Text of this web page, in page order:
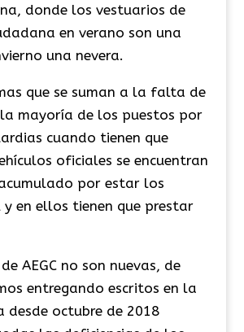
donde los vestuarios de
en verano son una
una nevera.
que se suman a la falta de
mayoría de los puestos por
cuando tienen que
oficiales se encuentran
por estar los
y en ellos tienen que prestar
AEGC no son nuevas, de
entregando escritos en la
desde octubre de 2018